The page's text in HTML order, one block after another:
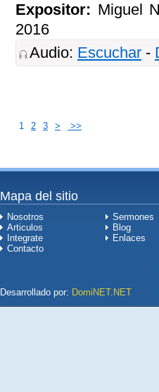
Expositor: Miguel
2016
Audio: Escuchar -
1 2 3 > >>
Mapa del sitio
Nosotros
Sermones
Articulos
Blog
Integrate
Enlaces
Contacto
Desarrollado por: DomiNET.NET